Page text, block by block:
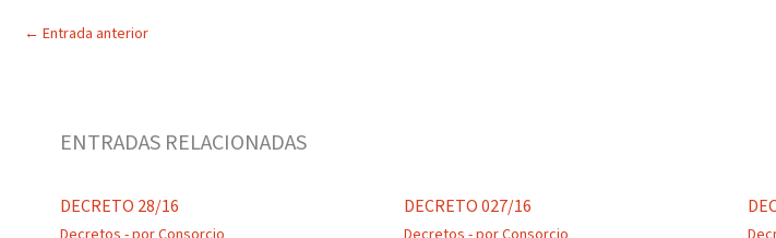
← Entrada anterior
ENTRADAS RELACIONADAS
DECRETO 28/16 DECRETO 027/16